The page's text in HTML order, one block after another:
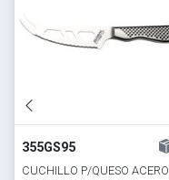
355GS95
CUCHILLO P/QUESO ACERO